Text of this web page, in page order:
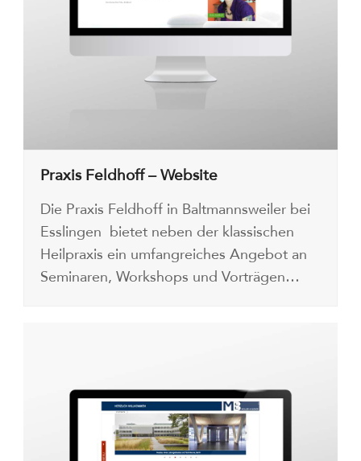
Praxis Feldhoff – Website
Die Praxis Feldhoff in Baltmannsweiler bei
Esslingen bietet neben der klassischen
Heilpraxis ein umfangreiches Angebot an
Seminaren, Workshops und Vorträgen…